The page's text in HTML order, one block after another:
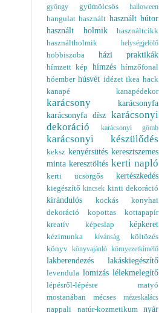
gyöngy
gyümölcsös halloween
hangulat használt használt bútor
használt holmik
használtcikk
használtholmik
helységjelölő
hobbiszoba házi praktikák
hímzett kép hímzés hímzőfonal
hóember húsvét idézet ikea hack
kanapé
kanapédekor
karácsony
karácsonyfa
karácsonyfa dísz karácsonyi
dekoráció
karácsonyi gömb
karácsonyi készülődés
keksz kenyérsütés keresztszemes
minta keresztöltés kerti napló
kerti ücsörgős kertészkedés
kiegészítő kincsek kinti dekoráció
kirándulós kockás
konyhai
dekoráció
kopottas
kottapapír
kreatív
képeslap képkeret
kézimunka kívánság
költözés
könyv könyvajánló környezetkímélő
lakberendezés lakáskiegészítő
levendula lomizás lélekmelegítő
lépésről-lépésre
matyó
mostanában
mécses mézeskalács
nappali natúr-kozmetikum nyár